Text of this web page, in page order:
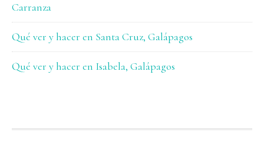
Carranza
Qué ver y hacer en Santa Cruz, Galápagos
Qué ver y hacer en Isabela, Galápagos